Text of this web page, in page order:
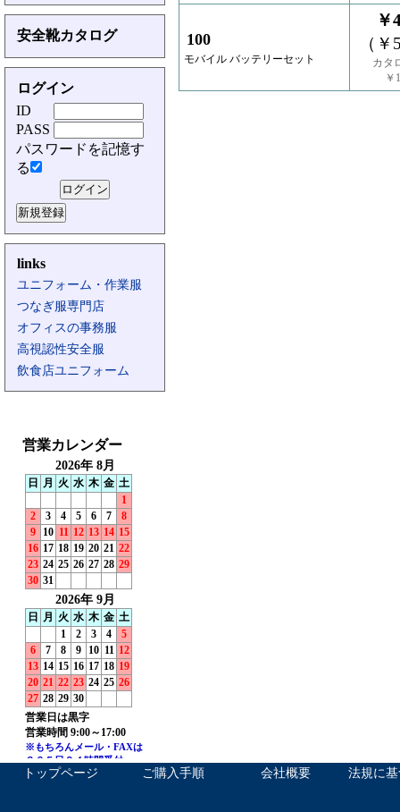
安全靴カタログ
ログイン
ID
PASS
パスワードを記憶す
る
links
ユニフォーム・作業服
つなぎ服専門店
オフィスの事務服
高視認性安全服
飲食店ユニフォーム
100
モバイル バッテリーセット
￥
（
カタ
￥
トップページ ご購入手順 会社概要 法規に